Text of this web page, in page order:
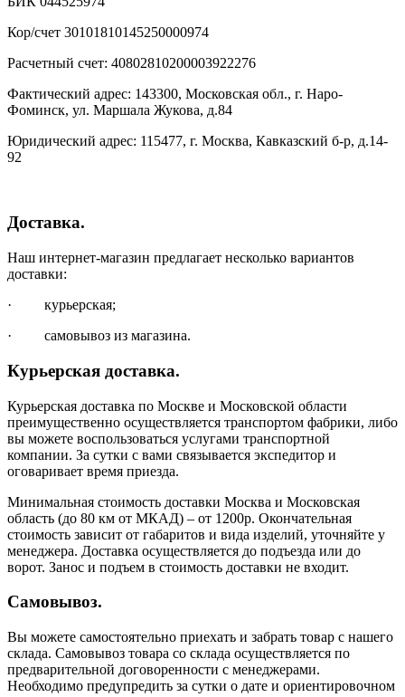
Кор/счет 30101810145250000974
Расчетный счет: 40802810200003922276
Фактический адрес: 143300, Московская обл., г. Наро-
Фоминск, ул. Маршала Жукова, д.84
Юридический адрес: 115477, г. Москва, Кавказский б-р, д.14-
92
Доставка.
Наш интернет-магазин предлагает несколько вариантов
доставки:
· курьерская;
· самовывоз из магазина.
Курьерская доставка.
Курьерская доставка по Москве и Московской области
преимущественно осуществляется транспортом фабрики, либо
вы можете воспользоваться услугами транспортной
компании. За сутки с вами связывается экспедитор и
оговаривает время приезда.
Минимальная стоимость доставки Москва и Московская
область (до 80 км от МКАД) – от 1200р. Окончательная
стоимость зависит от габаритов и вида изделий, уточняйте у
менеджера. Доставка осуществляется до подъезда или до
ворот. Занос и подъем в стоимость доставки не входит.
Самовывоз.
Вы можете самостоятельно приехать и забрать товар с нашего
склада. Самовывоз товара со склада осуществляется по
предварительной договоренности с менеджерами.
Необходимо предупредить за сутки о дате и ориентировочном